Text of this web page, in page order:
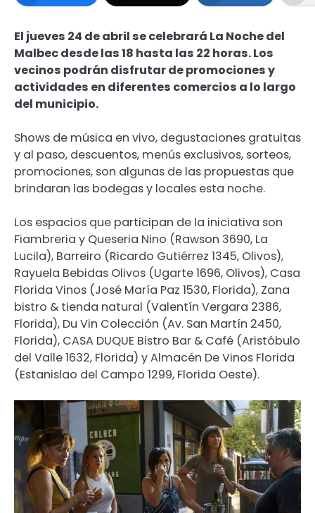
El jueves 24 de abril se celebrará La Noche del
Malbec desde las 18 hasta las 22 horas. Los
vecinos podrán disfrutar de promociones y
actividades en diferentes comercios a lo largo
del municipio.
Shows de música en vivo, degustaciones gratuitas
y al paso, descuentos, menús exclusivos, sorteos,
promociones, son algunas de las propuestas que
brindaran las bodegas y locales esta noche.
Los espacios que participan de la iniciativa son
Fiambreria y Queseria Nino (Rawson 3690, La
Lucila), Barreiro (Ricardo Gutiérrez 1345, Olivos),
Rayuela Bebidas Olivos (Ugarte 1696, Olivos), Casa
Florida Vinos (José María Paz 1530, Florida), Zana
bistro & tienda natural (Valentín Vergara 2386,
Florida), Du Vin Colección (Av. San Martín 2450,
Florida), CASA DUQUE Bistro Bar & Café (Aristóbulo
del Valle 1632, Florida) y Almacén De Vinos Florida
(Estanislao del Campo 1299, Florida Oeste).